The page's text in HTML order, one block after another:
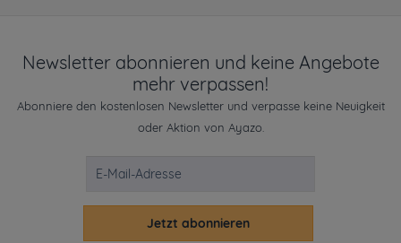
Newsletter abonnieren und keine Angebote
mehr verpassen!
Abonniere den kostenlosen Newsletter und verpasse keine Neuigkeit
oder Aktion von Ayazo.
Jetzt abonnieren